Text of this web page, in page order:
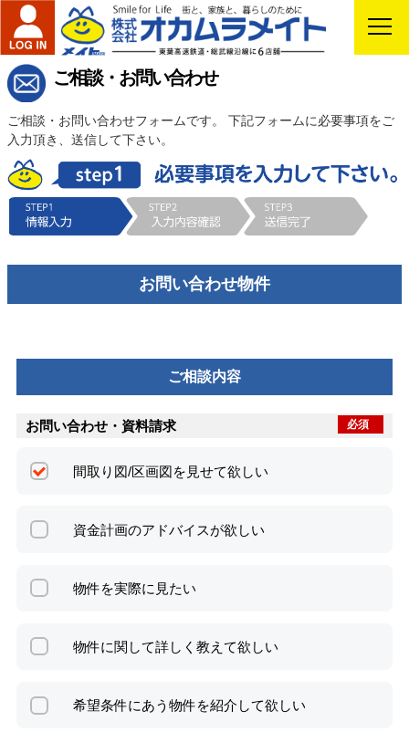
ご相談・お問い合わせ
ご相談・お問い合わせフォームです。 下記フォームに必要事項をご
入力頂き、送信して下さい。
お問い合わせ物件
ご相談内容
お問い合わせ・資料請求 必須
間取り図/区画図を見せて欲しい
資金計画のアドバイスが欲しい
物件を実際に見たい
物件に関して詳しく教えて欲しい
希望条件にあう物件を紹介して欲しい